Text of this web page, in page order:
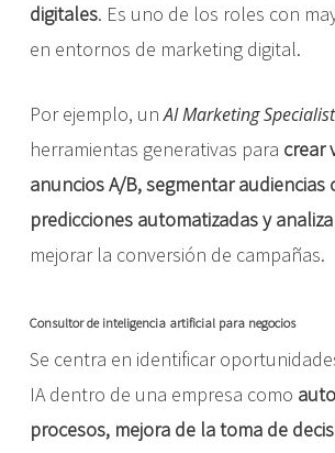
digitales. Es uno de los roles con
en entornos de marketing digital.
Por ejemplo, unAI Marketing Specialist
herramientas generativas para crear
anuncios A/B, segmentar audiencias
predicciones automatizadas y
mejorar la conversión de campañas.
Consultor de inteligencia artificial para negocios
Se centra en identificar
IA dentro de una empresa como
procesos, mejora de la toma de